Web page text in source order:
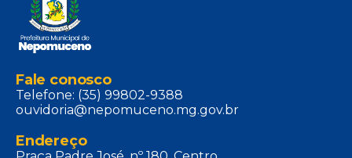
Fale conosco
Telefone: (35) 99802-9388
ouvidoria@nepomuceno.mg.gov.br
Endereço